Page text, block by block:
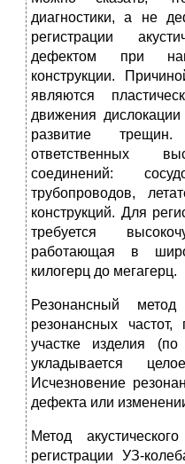
диагностики, а не
регист­рации
дефектом при
конструкции.
являются
движения
развитие
ответственных
соединений:
трубопроводов,
конструкций. Для
требуется
работающая в
килогерц до мегагерц.
Резонансный
резонансных
участке изделия
укладыва­ется
Исчезновение
дефекта или
Метод
регистрации УЗ-